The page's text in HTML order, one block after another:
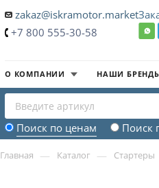
zakaz@iskramotor.market
+7 800 555-30-58
О КОМПАНИИ НАШИ
Поиск по ценам Поиск
Главная — Каталог — Стартеры